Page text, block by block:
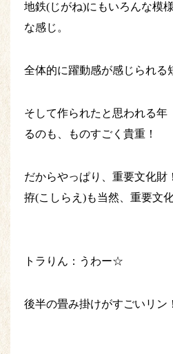
地鉄(じがね)にもいろんな模
な感じ。
全体的に躍動感が感じられる
そして作られたと思われる年
るのも、ものすごく貴重！
だからやっぱり、重要文化財
拵(こしらえ)も当然、重要文化
トラりん：うわー☆
後半の畳み掛けがすごいリン！